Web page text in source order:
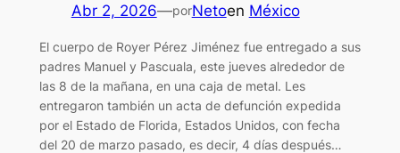
Abr 2, 2026—porNetoen México
El cuerpo de Royer Pérez Jiménez fue entregado a sus
padres Manuel y Pascuala, este jueves alrededor de
las 8 de la mañana, en una caja de metal. Les
entregaron también un acta de defunción expedida
por el Estado de Florida, Estados Unidos, con fecha
del 20 de marzo pasado, es decir, 4 días después…